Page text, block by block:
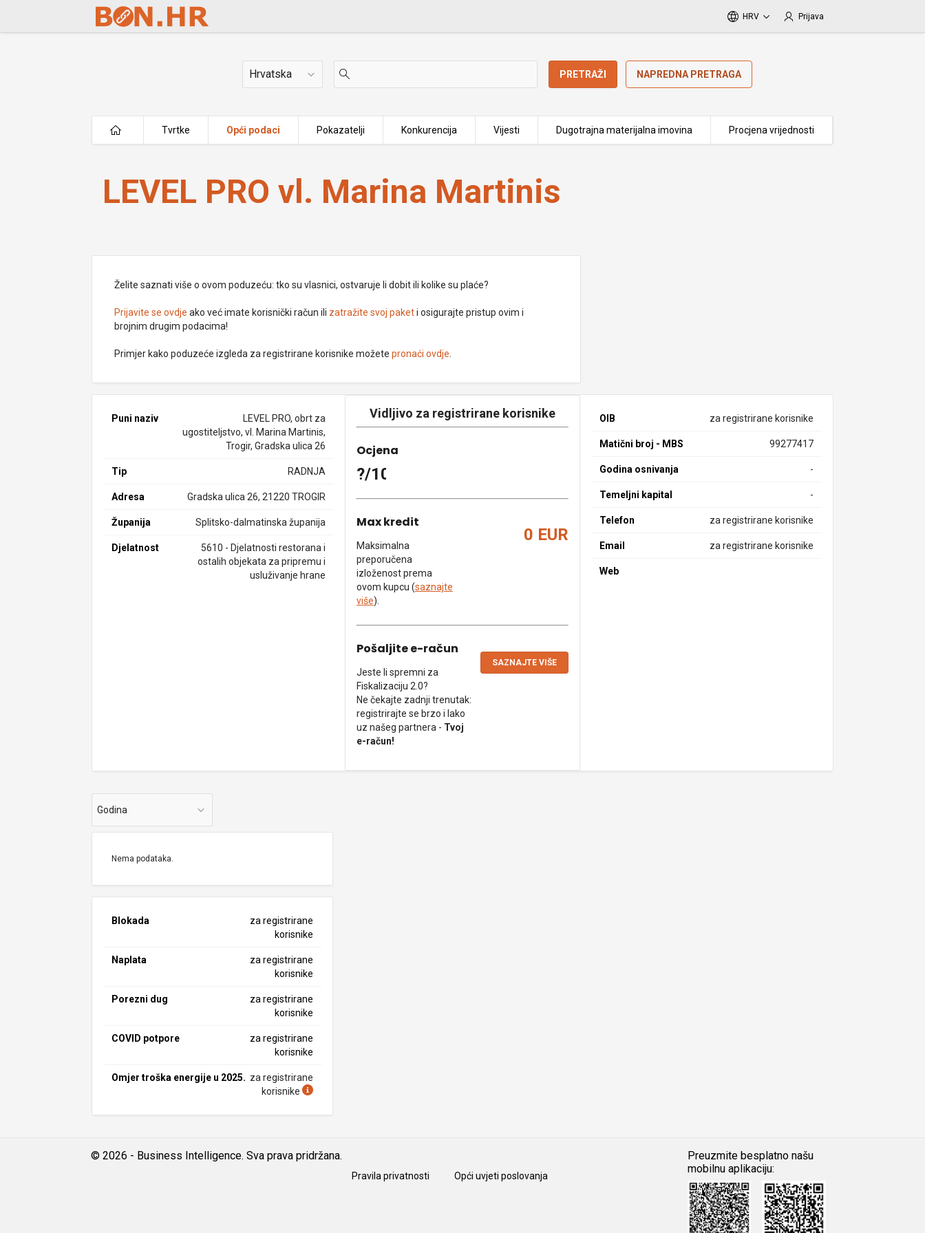
Skip to Main Content
HRV Prijava
Država PRETRAŽI NAPREDNA PRETRAGA
Tvrtke Opći podaci Pokazatelji Konkurencija Vijesti Dugotrajna materijalna imovina Procjena vrijednosti
LEVEL PRO vl. Marina Martinis
LEVEL PRO vl. Marina Martinis
Želite saznati više o ovom poduzeću: tko su vlasnici, ostvaruje li dobit ili kolike su plaće?
Prijavite se ovdje ako već imate korisnički račun ili zatražite svoj paketi osigurajte pristup ovim i
brojnim drugim podacima!
Primjer kako poduzeće izgleda za registrirane korisnike možetepronaći ovdje
Puni naziv
LEVEL PRO, obrt za
ugostiteljstvo, vl. Marina Martinis,
Trogir, Gradska ulica 26
Tip RADNJA
Adresa Gradska ulica 26, 21220 TROGIR
Županija Splitsko-dalmatinska županija
Djelatnost
5610 - Djelatnosti restorana i
ostalih objekata za pripremu i
usluživanje hrane
Vidljivo za registrirane korisnike
Ocjena
?/10
Max kredit
Maksimalna
preporučena
izloženost prema
ovom kupcu (saznajte
više).
0 EUR
Pošaljite e-račun
Jeste li spremni za
Fiskalizaciju 2.0?
Ne čekajte zadnji trenutak:
registrirajte se brzo i lako
uz našeg partnera - Tvoj
e-račun!
SAZNAJTE VIŠE
OIB za registrirane korisnike
Matični broj - MBS 99277417
Godina osnivanja -
Temeljni kapital -
Telefon za registrirane korisnike
Email za registrirane korisnike
Web
Godina
Nema podataka.
Blokada
za registrirane
korisnike
Naplata
za registrirane
korisnike
Porezni dug
za registrirane
korisnike
COVID potpore
za registrirane
korisnike
Omjer troška energije u 2025. za registrirane
korisnike
© 2026 - Business Intelligence. Sva prava pridržana.
Pravila privatnosti Opći uvjeti poslovanja
Preuzmite besplatno našu
mobilnu aplikaciju:
Android iOS